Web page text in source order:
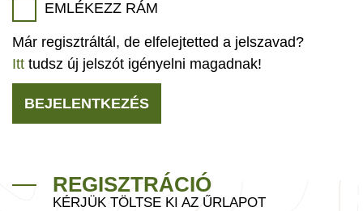
EMLÉKEZZ RÁM
Már regisztráltál, de elfelejtetted a jelszavad?
Itt tudsz új jelszót igényelni magadnak!
BEJELENTKEZÉS
REGISZTRÁCIÓ
KÉRJÜK TÖLTSE KI AZ ŰRLAPOT